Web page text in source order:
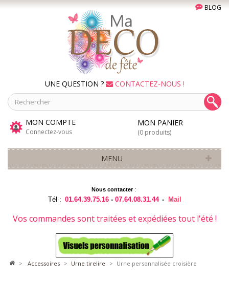
BLOG
UNE QUESTION ? CONTACTEZ-NOUS !
MON COMPTE
Connectez-vous
MON PANIER
(0 produits)
MENU
Nous contacter:
Tél : 01.64.39.75.16 -07.64.08.31.44 - Mail
Vos commandes sont traitées et expédiées tout l'été !
> accessoires > urne tirelire > Urne personnalisée croisière